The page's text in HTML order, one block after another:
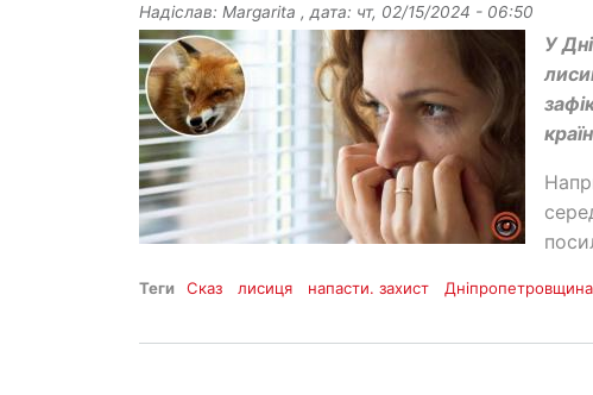
Надіслав: Margarita , дата: чт, 02/15/2024 - 06:50
У
Теги Сказ лисиця напасти. захист Дніпропетровщина